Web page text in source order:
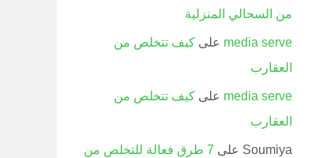
من السحالي المنزلية
media serve على كيف تتخلص من
العقارب
media serve على كيف تتخلص من
العقارب
Soumiya على
7 طرق فعالة للتخلص من